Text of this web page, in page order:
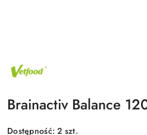
NAZWA
PRODUCENTA:
Brainactiv Balance
Dostępność:2 szt.